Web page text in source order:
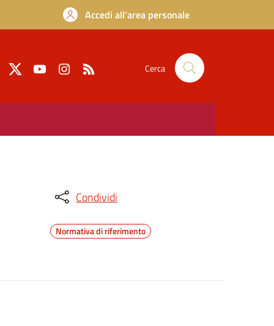
Accedi all'area personale
Cerca
Condividi
Normativa di riferimento